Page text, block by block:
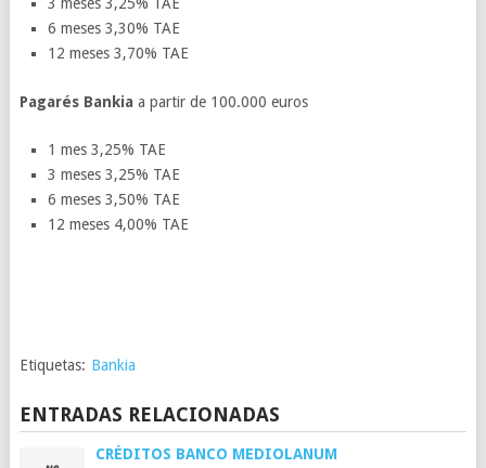
6 meses 3,30% TAE
12 meses 3,70% TAE
Pagarés Bankia a partir de 100.000 euros
1 mes 3,25% TAE
3 meses 3,25% TAE
6 meses 3,50% TAE
12 meses 4,00% TAE
Etiquetas: Bankia
ENTRADAS RELACIONADAS
CRÉDITOS BANCO MEDIOLANUM